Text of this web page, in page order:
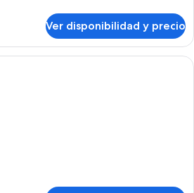
Ver disponibilidad y precio
Habitación de hotel con sofá,